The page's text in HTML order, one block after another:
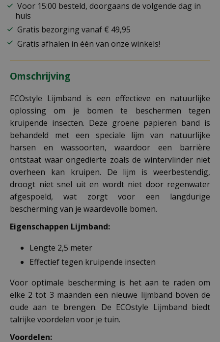
Voor 15:00 besteld, doorgaans de volgende dag in
huis
Gratis bezorging vanaf € 49,95
Gratis afhalen in één van onze winkels!
Omschrijving
ECOstyle Lijmband is een effectieve en natuurlijke
oplossing om je bomen te beschermen tegen
kruipende insecten. Deze groene papieren band is
behandeld met een speciale lijm van natuurlijke
harsen en wassoorten, waardoor een barrière
ontstaat waar ongedierte zoals de wintervlinder niet
overheen kan kruipen. De lijm is weerbestendig,
droogt niet snel uit en wordt niet door regenwater
afgespoeld, wat zorgt voor een langdurige
bescherming van je waardevolle bomen.
Eigenschappen Lijmband:
Lengte 2,5 meter
Effectief tegen kruipende insecten
Voor optimale bescherming is het aan te raden om
elke 2 tot 3 maanden een nieuwe lijmband boven de
oude aan te brengen. De ECOstyle Lijmband biedt
talrijke voordelen voor je tuin.
Voordelen: